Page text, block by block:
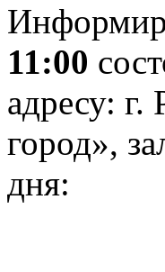
11:00
адресу:
город»,
дня: